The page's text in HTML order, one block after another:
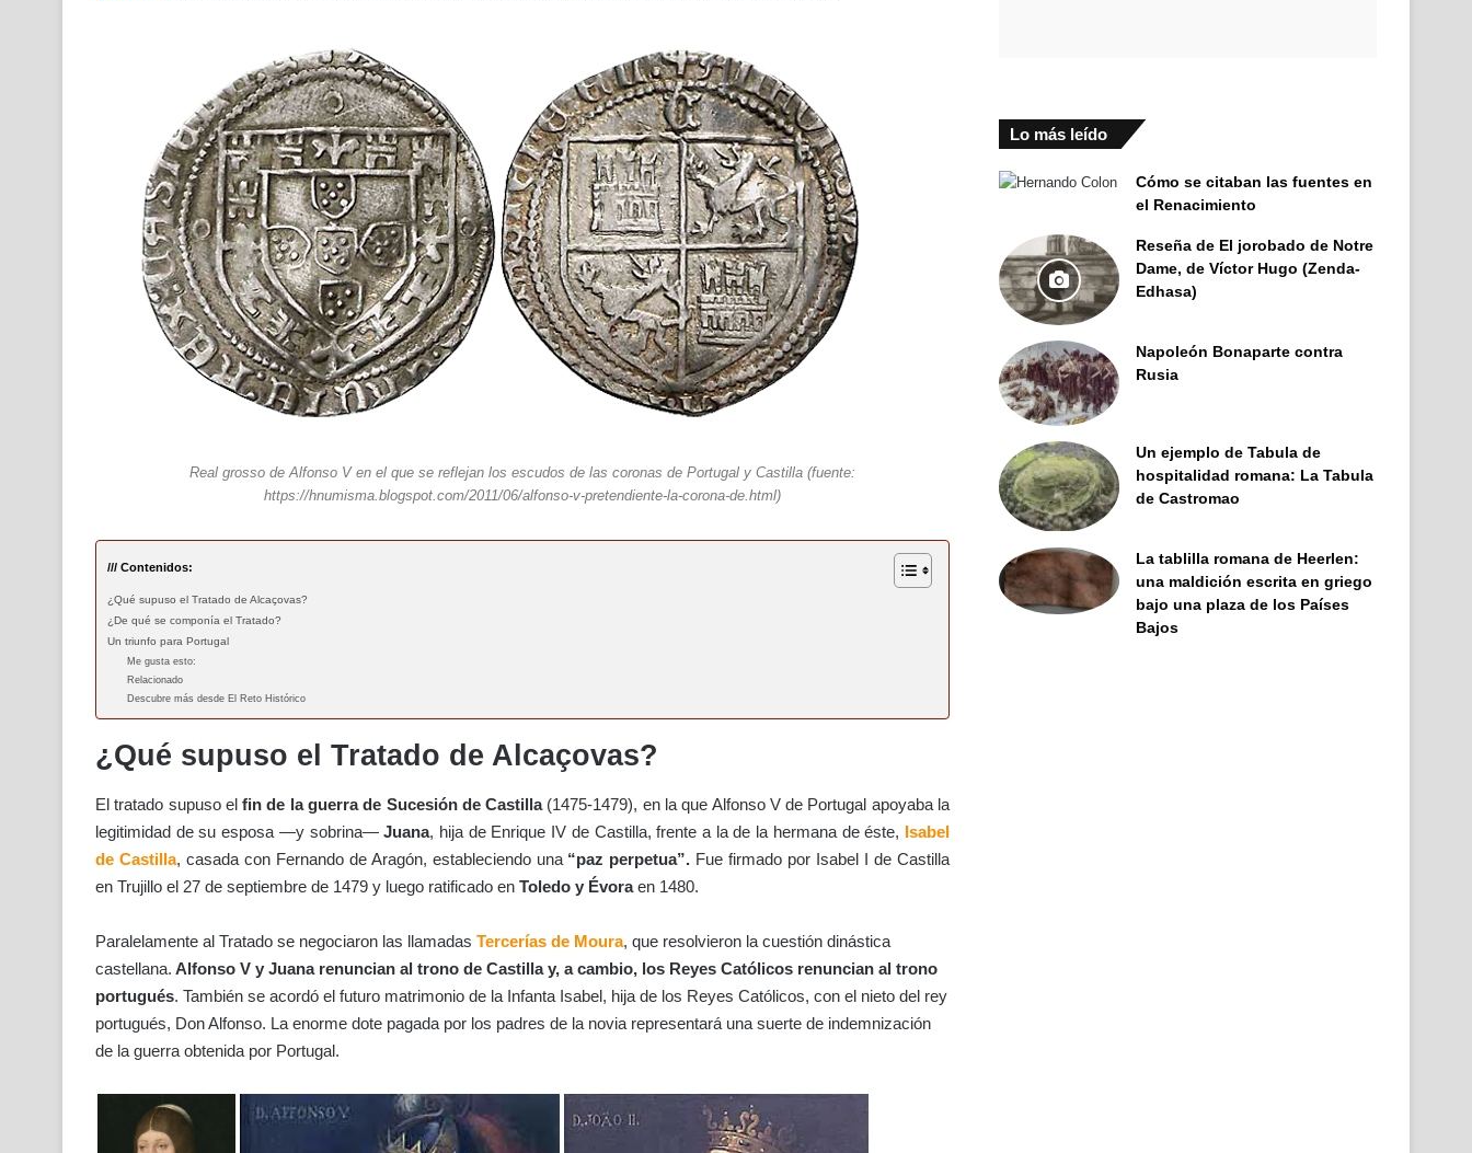
Real grosso de Alfonso V en el que se reflejan los escudos de las coronas de Portugal y Castilla (fuente:
https://hnumisma.blogspot.com/2011/06/alfonso-v-pretendiente-la-corona-de.html)
/// Contenidos:
¿Qué supuso el Tratado de Alcaçovas?
¿De qué se componía el Tratado?
Un triunfo para Portugal
Me gusta esto:
Relacionado
Descubre más desde El Reto Histórico
¿Qué supuso el Tratado de Alcaçovas?
El tratado supuso elfin de la guerra de Sucesión de Castilla(1475-1479), en la que Alfonso V de Portugal apoyaba la
legitimidad de su esposa —y sobrina—Juana, hija de Enrique IV de Castilla, frente a la de la hermana de éste, Isabel
de Castilla, casada con Fernando de Aragón, estableciendo una “paz perpetua”. Fue firmado por Isabel I de Castilla
en Trujillo el 27 de septiembre de 1479 y luego ratificado en Toledo y Évoraen 1480.
Paralelamente al Tratado se negociaron las llamadas Tercerías de Moura, que resolvieron la cuestión dinástica
castellana. Alfonso V y Juana renuncian al trono de Castilla y, a cambio, los Reyes Católicos renuncian al trono
portugués. También se acordó el futuro matrimonio de la Infanta Isabel, hija de los Reyes Católicos, con el nieto del rey
portugués, Don Alfonso. La enorme dote pagada por los padres de la novia representará una suerte de indemnización
de la guerra obtenida por Portugal.
Lo más leído
Cómo se citaban las fuentes en
el Renacimiento
Reseña de El jorobado de Notre
Dame, de Víctor Hugo (Zenda-
Edhasa)
Napoleón Bonaparte contra
Rusia
Un ejemplo de Tabula de
hospitalidad romana: La Tabula
de Castromao
La tablilla romana de Heerlen:
una maldición escrita en griego
bajo una plaza de los Países
Bajos